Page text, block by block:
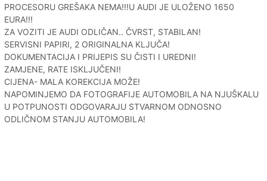
PROCESORU GREŠAKA NEMA!!!U AUDI JE ULOŽENO 1650
EURA!!!
ZA VOZITI JE AUDI ODLIČAN.. ČVRST, STABILAN!
SERVISNI PAPIRI, 2 ORIGINALNA KLJUČA!
DOKUMENTACIJA I PRIJEPIS SU ČISTI I UREDNI!
ZAMJENE, RATE ISKLJUČENI!
CIJENA- MALA KOREKCIJA MOŽE!
NAPOMINJEMO DA FOTOGRAFIJE AUTOMOBILA NA NJUŠKALU
U POTPUNOSTI ODGOVARAJU STVARNOM ODNOSNO
ODLIČNOM STANJU AUTOMOBILA!